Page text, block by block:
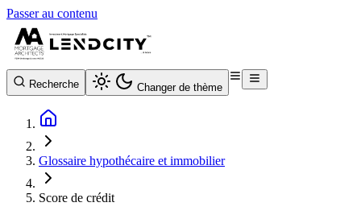
Passer au contenu
Recherche Changer de thème
Glossaire hypothécaire et immobilier
Score de crédit